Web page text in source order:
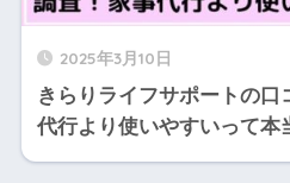
2025年3月10日
きらりライフサポートの口
代行より使いやすいって本